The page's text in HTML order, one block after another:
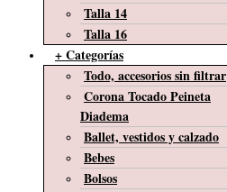
Talla 14
Talla 16
+ Categorías
Todo, accesorios sin filtrar
Corona Tocado Peineta
Diadema
Ballet, vestidos y calzado
Bebes
Bolsos